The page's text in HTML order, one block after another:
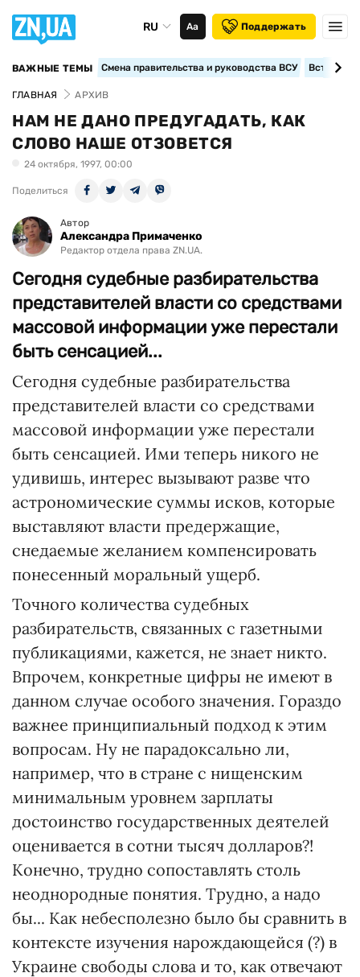
RU Аа Поддержать
ВАЖНЫЕ ТЕМЫ Смена правительства и руководства ВСУ
ГЛАВНАЯ АРХИВ
НАМ НЕ ДАНО ПРЕДУГАДАТЬ, КАК
СЛОВО НАШЕ ОТЗОВЕТСЯ
24 октября, 1997, 00:00
Поделиться
Автор
Александра Примаченко
Редактор отдела права ZN.UA.
Сегодня судебные разбирательства
представителей власти со средствами
массовой информации уже перестали
быть сенсацией...
Сегодня судебные разбирательства
представителей власти со средствами
массовой информации уже перестали
быть сенсацией. Ими теперь никого не
удивишь, интерес вызывают разве что
астрономические суммы исков, которые
выставляют власти предержащие,
снедаемые желанием компенсировать
понесенный моральный ущерб.
Точного количества судебных
разбирательств, связанных с газетными
публикациями, кажется, не знает никто.
Впрочем, конкретные цифры не имеют в
данном случае особого значения. Гораздо
важнее принципиальный подход к этим
вопросам. Ну не парадоксально ли,
например, что в стране с нищенским
минимальным уровнем зарплаты
достоинство государственных деятелей
оценивается в сотни тысяч долларов?!
Конечно, трудно сопоставлять столь
неоднородные понятия. Трудно, а надо
бы... Как небесполезно было бы сравнить в
контексте изучения нарождающейся (?) в
Украине свободы слова и то, как отвечают